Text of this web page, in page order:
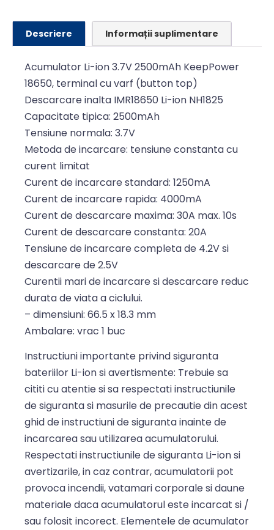
Descriere Informații suplimentare
Acumulator Li-ion 3.7V 2500mAh KeepPower
18650, terminal cu varf (button top)
Descarcare inalta IMR18650 Li-ion NH1825
Capacitate tipica: 2500mAh
Tensiune normala: 3.7V
Metoda de incarcare: tensiune constanta cu
curent limitat
Curent de incarcare standard: 1250mA
Curent de incarcare rapida: 4000mA
Curent de descarcare maxima: 30A max. 10s
Curent de descarcare constanta: 20A
Tensiune de incarcare completa de 4.2V si
descarcare de 2.5V
Curentii mari de incarcare si descarcare reduc
durata de viata a ciclului.
– dimensiuni: 66.5 x 18.3 mm
Ambalare: vrac 1 buc
Instructiuni importante privind siguranta
bateriilor Li-ion si avertismente: Trebuie sa
cititi cu atentie si sa respectati instructiunile
de siguranta si masurile de precautie din acest
ghid de instructiuni de siguranta inainte de
incarcarea sau utilizarea acumulatorului.
Respectati instructiunile de siguranta Li-ion si
avertizarile, in caz contrar, acumulatorii pot
provoca incendii, vatamari corporale si daune
materiale daca acumulatorul este incarcat si /
sau folosit incorect. Elementele de acumulator